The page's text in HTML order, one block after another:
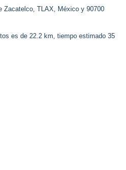
Zacatelco, TLAX, México y 90700
es de 22.2 km, tiempo estimado 35